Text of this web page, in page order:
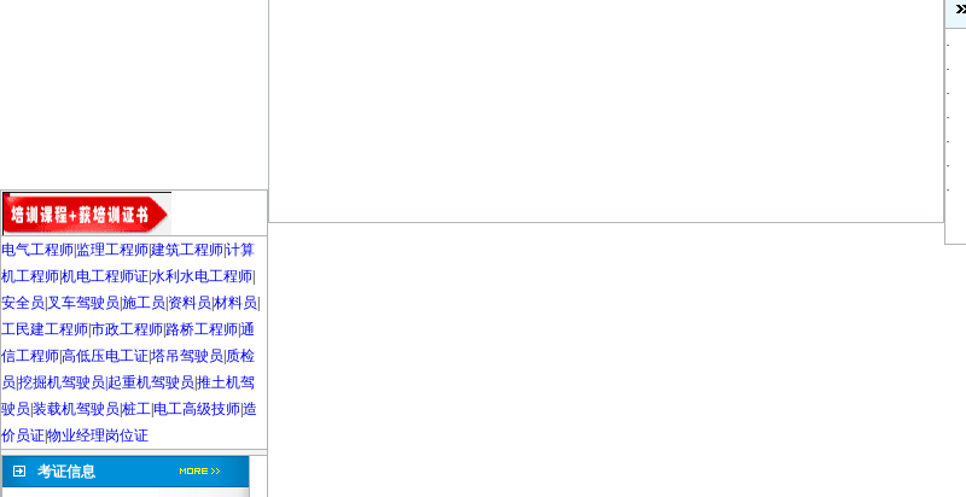
电气工程师 监理工程师建筑工程师计算
机工程师机电工程师证水利水电工程师
安全员 叉车驾驶员 施工员 资料员 材料员
工民建工程师市政工程师路桥工程师通
信工程师高低压电工证塔吊驾驶员 质检
员 挖掘机驾驶员|起重机驾驶员 推土机驾
驶员 装载机驾驶员 桩工电工高级技师造
价员证物业经理岗位证
考证信息
·
·
·
·
·
·
·